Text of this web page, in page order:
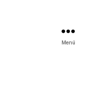
Menü